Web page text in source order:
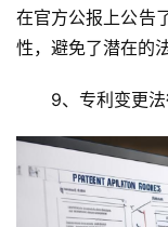
在官方公报上公告
性，避免了潜在的
9、专利变更